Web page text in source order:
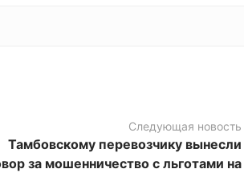
Следующая новость
Тамбовскому перевозчику вынесли
за мошенничество с льготами на